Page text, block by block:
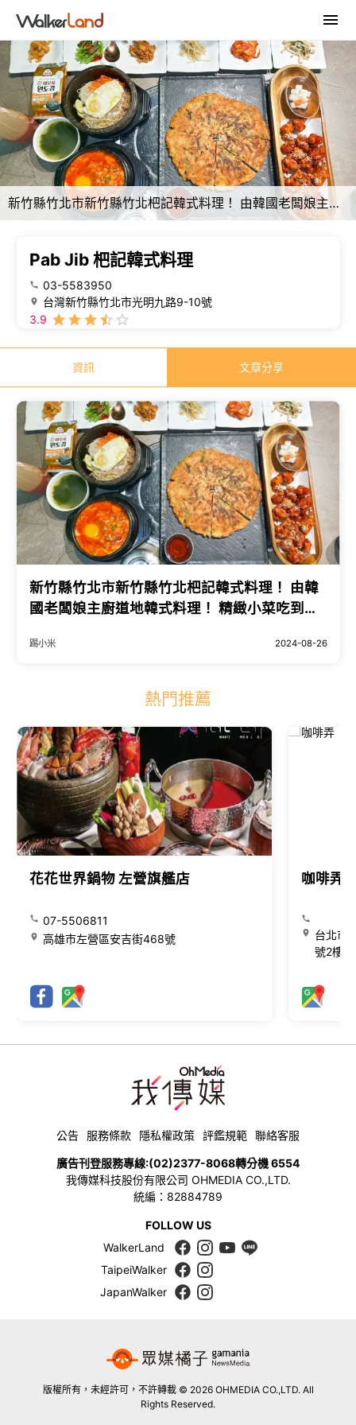
新竹縣竹北市新竹縣竹北杷記韓式料理！ 由韓國老闆娘主廚道地韓式料理！ 精緻小菜吃到飽！ (Pab Jib菜單營業時間地址電話) - 跟著踢小米吃喝玩樂趣
Pab Jib 杷記韓式料理
03-5583950
台灣新竹縣竹北市光明九路9-10號
3.9
資訊 文章分享
新竹縣竹北市新竹縣竹北杷記韓式料理！ 由韓
國老闆娘主廚道地韓式料理！ 精緻小菜吃到
小米吃喝玩樂趣
踢小米 2024-08-26
熱門推薦
花花世界鍋物 左營旗艦店
07-5506811
高雄市左營區安吉街468號
咖啡弄
台北市
號2樓
公告 服務條款 隱私權政策 評鑑規範 聯絡客服
廣告刊登服務專線:(02)2377-8068轉分機 6554
我傳媒科技股份有限公司 OHMEDIA CO.,LTD.
統編：82884789
FOLLOW US
WalkerLand
TaipeiWalker
JapanWalker
版權所有，未經許可，不許轉載 © 2026 OHMEDIA CO.,LTD. All
Rights Reserved.